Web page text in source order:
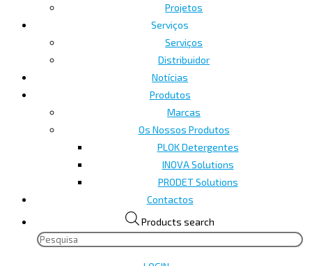
Projetos
Serviços
Serviços
Distribuidor
Notícias
Produtos
Marcas
Os Nossos Produtos
PLOK Detergentes
INOVA Solutions
PRODET Solutions
Contactos
Products search